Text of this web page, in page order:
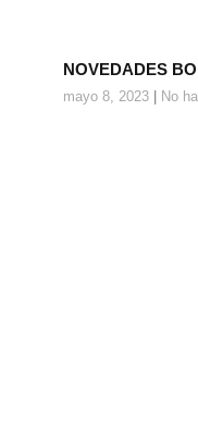
NOVEDADES
mayo 8, 2023 No